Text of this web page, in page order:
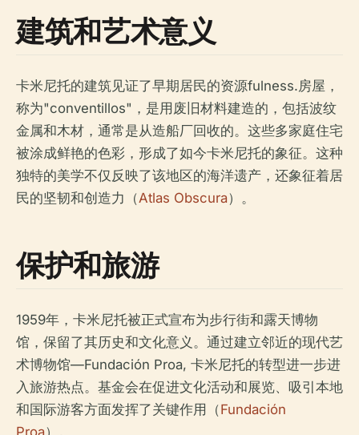
建筑和艺术意义
卡米尼托的建筑见证了早期居民的资源fulness.房屋，
称为"conventillos"，是用废旧材料建造的，包括波纹
金属和木材，通常是从造船厂回收的。这些多家庭住宅
被涂成鲜艳的色彩，形成了如今卡米尼托的象征。这种
独特的美学不仅反映了该地区的海洋遗产，还象征着居
民的坚韧和创造力（Atlas Obscura）。
保护和旅游
1959年，卡米尼托被正式宣布为步行街和露天博物
馆，保留了其历史和文化意义。通过建立邻近的现代艺
术博物馆—Fundación Proa, 卡米尼托的转型进一步进
入旅游热点。基金会在促进文化活动和展览、吸引本地
和国际游客方面发挥了关键作用（Fundación
Proa）。